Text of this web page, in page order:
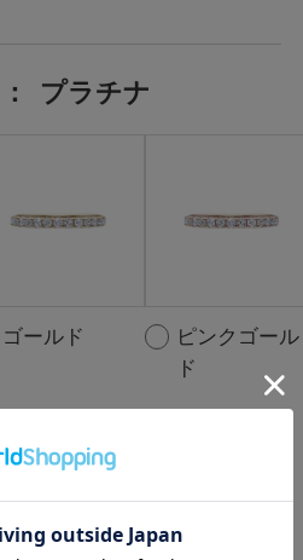
： プラチナ
ゴールド
ピンクゴール
ド
Moonstone:7pc ,